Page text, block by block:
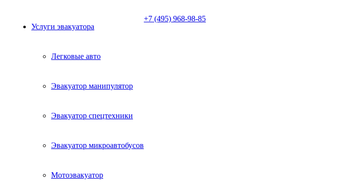
Услуги эвакуатора
Легковые авто
Эвакуатор манипулятор
Эвакуатор спецтехники
Эвакуатор микроавтобусов
Мотоэвакуатор
+7 (495) 968-98-85